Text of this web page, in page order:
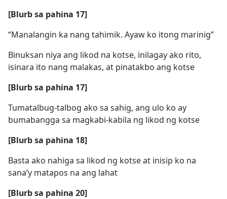
[Blurb sa pahina 17]
“Manalangin ka nang tahimik. Ayaw ko itong marinig”
Binuksan niya ang likod na kotse, inilagay ako rito,
isinara ito nang malakas, at pinatakbo ang kotse
[Blurb sa pahina 17]
Tumatalbug-talbog ako sa sahig, ang ulo ko ay
bumabangga sa magkabi-kabila ng likod ng kotse
[Blurb sa pahina 18]
Basta ako nahiga sa likod ng kotse at inisip ko na
sana’y matapos na ang lahat
[Blurb sa pahina 20]